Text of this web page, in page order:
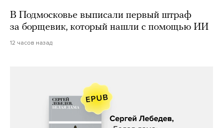
В Подмосковье выписали первый штраф
за борщевик, который нашли с помощью ИИ
12 часов назад